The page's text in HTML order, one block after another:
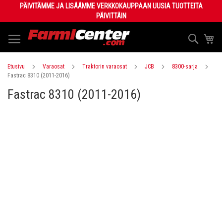
Content
PÄIVITÄMME JA LISÄÄMME VERKKOKAUPPAAN UUSIA TUOTTEITA
PÄIVITTÄIN
Haku
Etusivu Varaosat Traktorin varaosat JCB
8300-sarja
Fastrac 8310 (2011-2016)
Fastrac 8310 (2011-2016)